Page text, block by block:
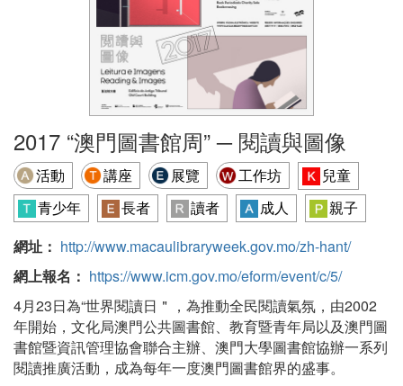
2017 “澳門圖書館周” ─ 閱讀與圖像
活動 講座 展覽 工作坊
兒童
青少年
長者 讀者 成人
親子
網址： http://www.macaulibraryweek.gov.mo/zh-hant/
網上報名： https://www.icm.gov.mo/eform/event/c/5/
4月23日為“世界閱讀日＂，為推動全民閱讀氣氛，由2002
年開始，文化局澳門公共圖書館、教育暨青年局以及澳門圖
書館暨資訊管理協會聯合主辦、澳門大學圖書館協辦一系列
閱讀推廣活動，成為每年一度澳門圖書館界的盛事。